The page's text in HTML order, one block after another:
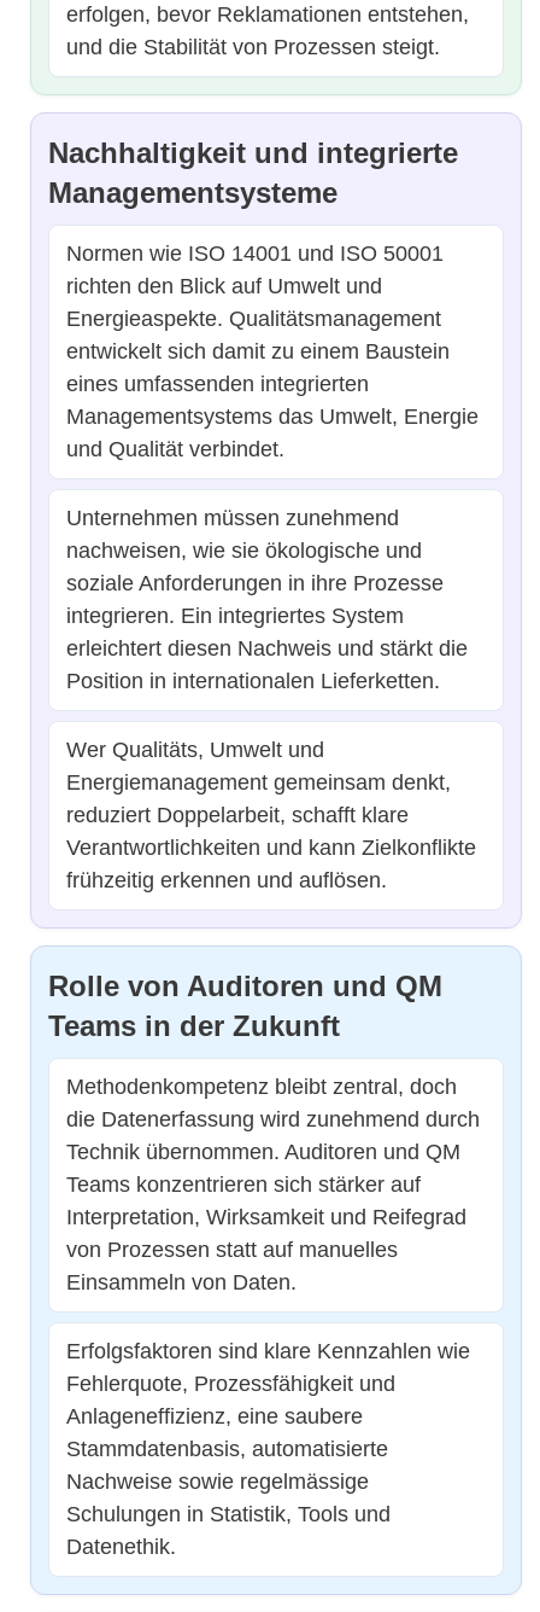
erfolgen, bevor Reklamationen entstehen,
und die Stabilität von Prozessen steigt.
Nachhaltigkeit und integrierte
Managementsysteme
Normen wie ISO 14001 und ISO 50001
richten den Blick auf Umwelt und
Energieaspekte. Qualitätsmanagement
entwickelt sich damit zu einem Baustein
eines umfassenden integrierten
Managementsystems das Umwelt, Energie
und Qualität verbindet.
Unternehmen müssen zunehmend
nachweisen, wie sie ökologische und
soziale Anforderungen in ihre Prozesse
integrieren. Ein integriertes System
erleichtert diesen Nachweis und stärkt die
Position in internationalen Lieferketten.
Wer Qualitäts, Umwelt und
Energiemanagement gemeinsam denkt,
reduziert Doppelarbeit, schafft klare
Verantwortlichkeiten und kann Zielkonflikte
frühzeitig erkennen und auflösen.
Rolle von Auditoren und QM
Teams in der Zukunft
Methodenkompetenz bleibt zentral, doch
die Datenerfassung wird zunehmend durch
Technik übernommen. Auditoren und QM
Teams konzentrieren sich stärker auf
Interpretation, Wirksamkeit und Reifegrad
von Prozessen statt auf manuelles
Einsammeln von Daten.
Erfolgsfaktoren sind klare Kennzahlen wie
Fehlerquote, Prozessfähigkeit und
Anlageneffizienz, eine saubere
Stammdatenbasis, automatisierte
Nachweise sowie regelmässige
Schulungen in Statistik, Tools und
Datenethik.